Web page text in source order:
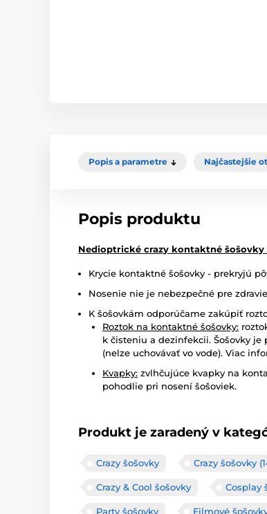
Popis a parametre Najčastejšie
Popis produktu
Nedioptrické crazy kontaktné šošovky
Krycie kontaktné šošovky - prekryjú
Nosenie nie je nebezpečné pre
K šošovkám odporúčame zakúpiť
Roztok na kontaktné šošovky:
k čisteniu a dezinfekcii. Šošovky
(nelze uchovávať vo vode). Viac
Kvapky: zvlhčujúce kvapky na
pohodlie pri nosení šošoviek.
Produkt je zaradený v
Crazy šošovky Crazy šošovky
Crazy & Cool šošovky Cosplay
Party šošovky Filmové